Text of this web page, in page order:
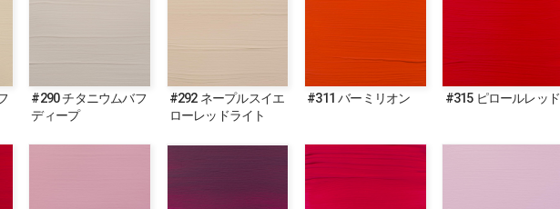
#290 チタニウムバフ
ディープ
#292 ネープルスイエ
ローレッドライト
#311 バーミリオン #315 ピロールレッド